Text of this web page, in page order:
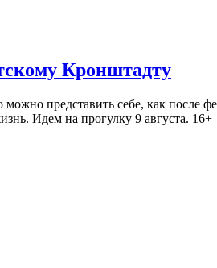
Кронштадту
представить себе, как после
Идем на прогулку 9 августа. 16+